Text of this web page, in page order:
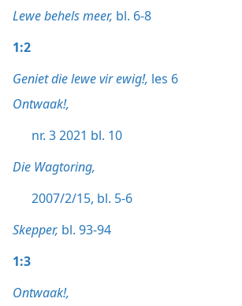
Lewe behels meer, bl. 6-8
1:2
Geniet die lewe vir ewig!, les 6
Ontwaak!,
nr. 3 2021 bl. 10
Die Wagtoring,
2007/2/15, bl. 5-6
Skepper, bl. 93-94
1:3
Ontwaak!,